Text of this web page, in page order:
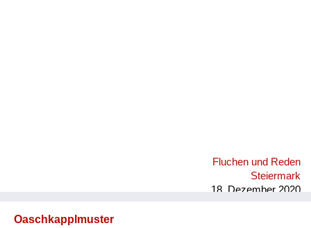
Fluchen und Reden
Steiermark
18. Dezember 2020
Oaschkapplmuster